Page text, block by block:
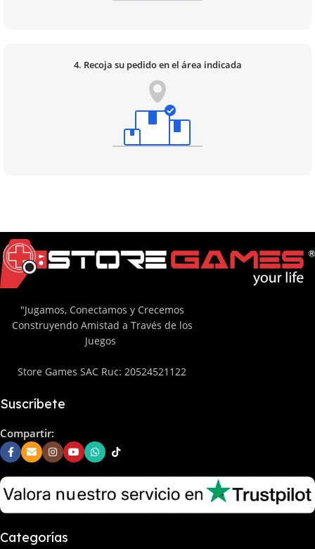
4. Recoja su pedido en el área indicada
"Jugamos, Conectamos y Crecemos
Construyendo Amistad a Través de los
Juegos
Store Games SAC Ruc: 20524521122
Suscríbete
Compartir:
Categorías